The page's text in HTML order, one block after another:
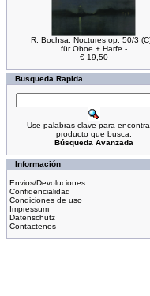
R. Bochsa: Noctures op. 50/3
für Oboe + Harfe -
€ 19,50
Busqueda Rapida
Use palabras clave para
producto que busca.
Búsqueda Avanzada
Información
Envios/Devoluciones
Confidencialidad
Condiciones de uso
Impressum
Datenschutz
Contactenos